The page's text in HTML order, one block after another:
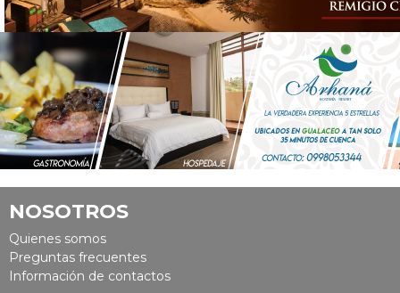
NOSOTROS
Quienes somos
Preguntas frecuentes
Información de contactos